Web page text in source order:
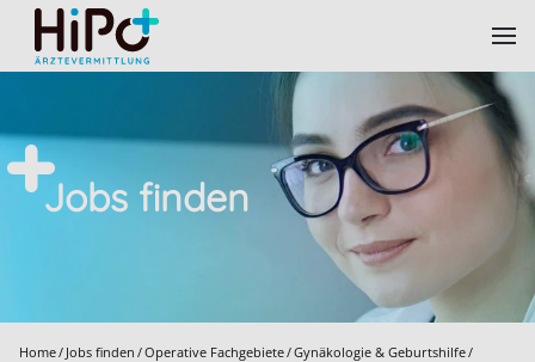
Skip to main content
Jobs finden
Home Jobs finden Operative Fachgebiete Gynäkologie & Geburtshilfe